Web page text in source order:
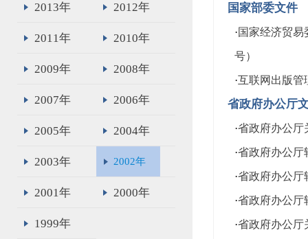
2013年 2012年
2011年 2010年
2009年 2008年
2007年 2006年
2005年 2004年
2003年 2002年
2001年 2000年
1999年
国家部委文件
·国家经济贸易
号）
·互联网出版管
省政府办公厅
·省政府办公厅
·省政府办公厅
·省政府办公厅
·省政府办公厅
·省政府办公厅